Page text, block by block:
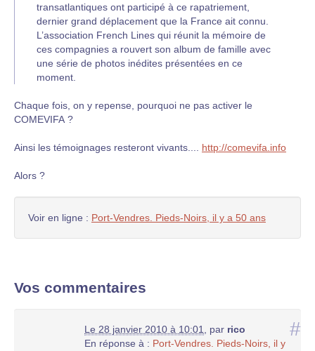
transatlantiques ont participé à ce rapatriement,
dernier grand déplacement que la France ait connu.
L’association French Lines qui réunit la mémoire de
ces compagnies a rouvert son album de famille avec
une série de photos inédites présentées en ce
moment.
Chaque fois, on y repense, pourquoi ne pas activer le
COMEVIFA ?
Ainsi les témoignages resteront vivants.... http://comevifa.info
Alors ?
Voir en ligne : Port-Vendres. Pieds-Noirs, il y a 50 ans
Vos commentaires
#
Le 28 janvier 2010 à 10:01 par rico
En réponse à : Port-Vendres. Pieds-Noirs, il y